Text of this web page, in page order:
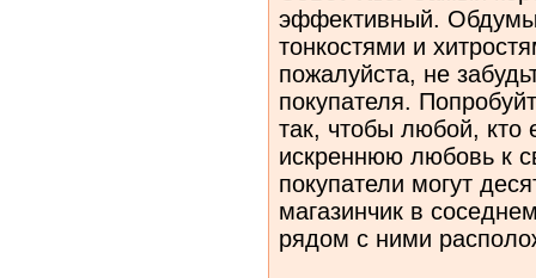
эффективный.
тонкостями и
пожалуйста, не
покупателя.
так, чтобы любой, кто
искреннюю любовь к
покупатели могут
магазинчик в
рядом с ними